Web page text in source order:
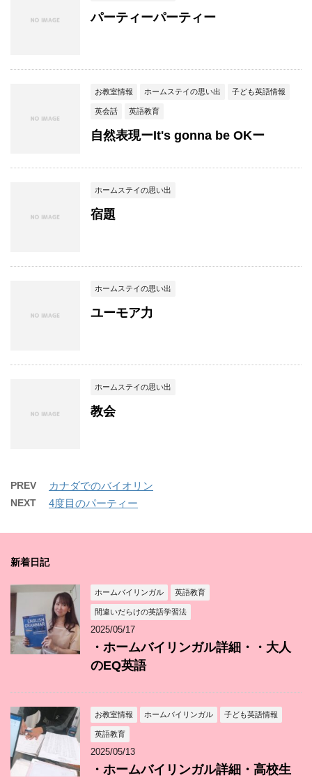
パーティーパーティー
お教室情報 ホームステイの思い出 子ども英語情報
英会話 英語教育
自然表現ーIt's gonna be OKー
ホームステイの思い出
宿題
ホームステイの思い出
ユーモア力
ホームステイの思い出
教会
PREV カナダでのバイオリン
NEXT 4度目のパーティー
新着日記
ホームバイリンガル 英語教育
間違いだらけの英語学習法
2025/05/17
・ホームバイリンガル詳細・・大人
のEQ英語
お教室情報 ホームバイリンガル 子ども英語情報
英語教育
2025/05/13
・ホームバイリンガル詳細・高校生